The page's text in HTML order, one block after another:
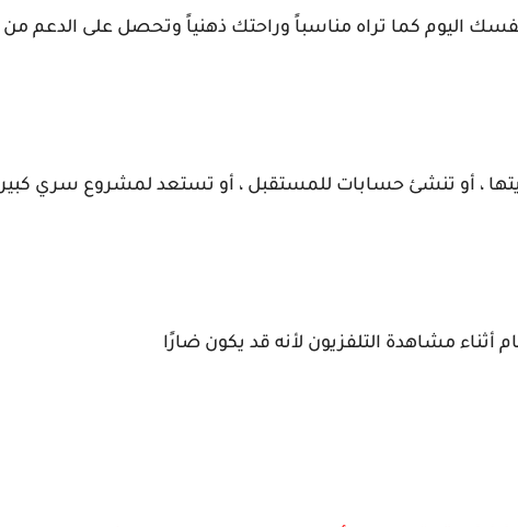
نفسك اليوم كما تراه مناسباً وراحتك ذهنياً وتحصل على الدعم من
، أو تنشئ حسابات للمستقبل ، أو تستعد لمشروع سري كبير
أثناء مشاهدة التلفزيون لأنه قد يكون ضارًا